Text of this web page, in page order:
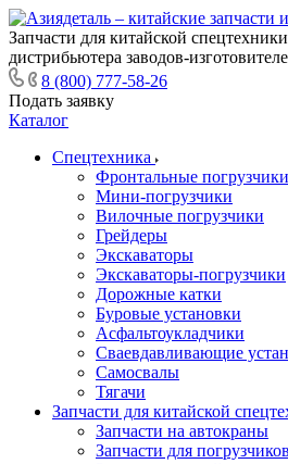
Запчасти для китайской
дистрибьютера заводов-
8 (800) 777-58-26
Подать заявку
Каталог
Спецтехника
Фронтальные погрузчики
Мини-погрузчики
Вилочные погрузчики
Грейдеры
Экскаваторы
Экскаваторы-погрузчики
Дорожные катки
Буровые установки
Асфальтоукладчики
Сваевдавливающие
Самосвалы
Тягачи
Запчасти для китайской
Запчасти на автокраны
Запчасти для погрузчиков